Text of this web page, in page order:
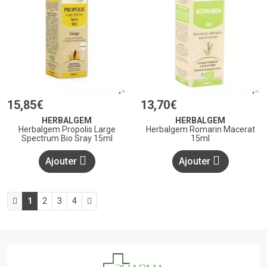
15,85€
HERBALGEM
Herbalgem Propolis Large
Spectrum Bio Sray 15ml
Ajouter
13,70€
HERBALGEM
Herbalgem Romarin Macerat
15ml
Ajouter
1 2 3 4